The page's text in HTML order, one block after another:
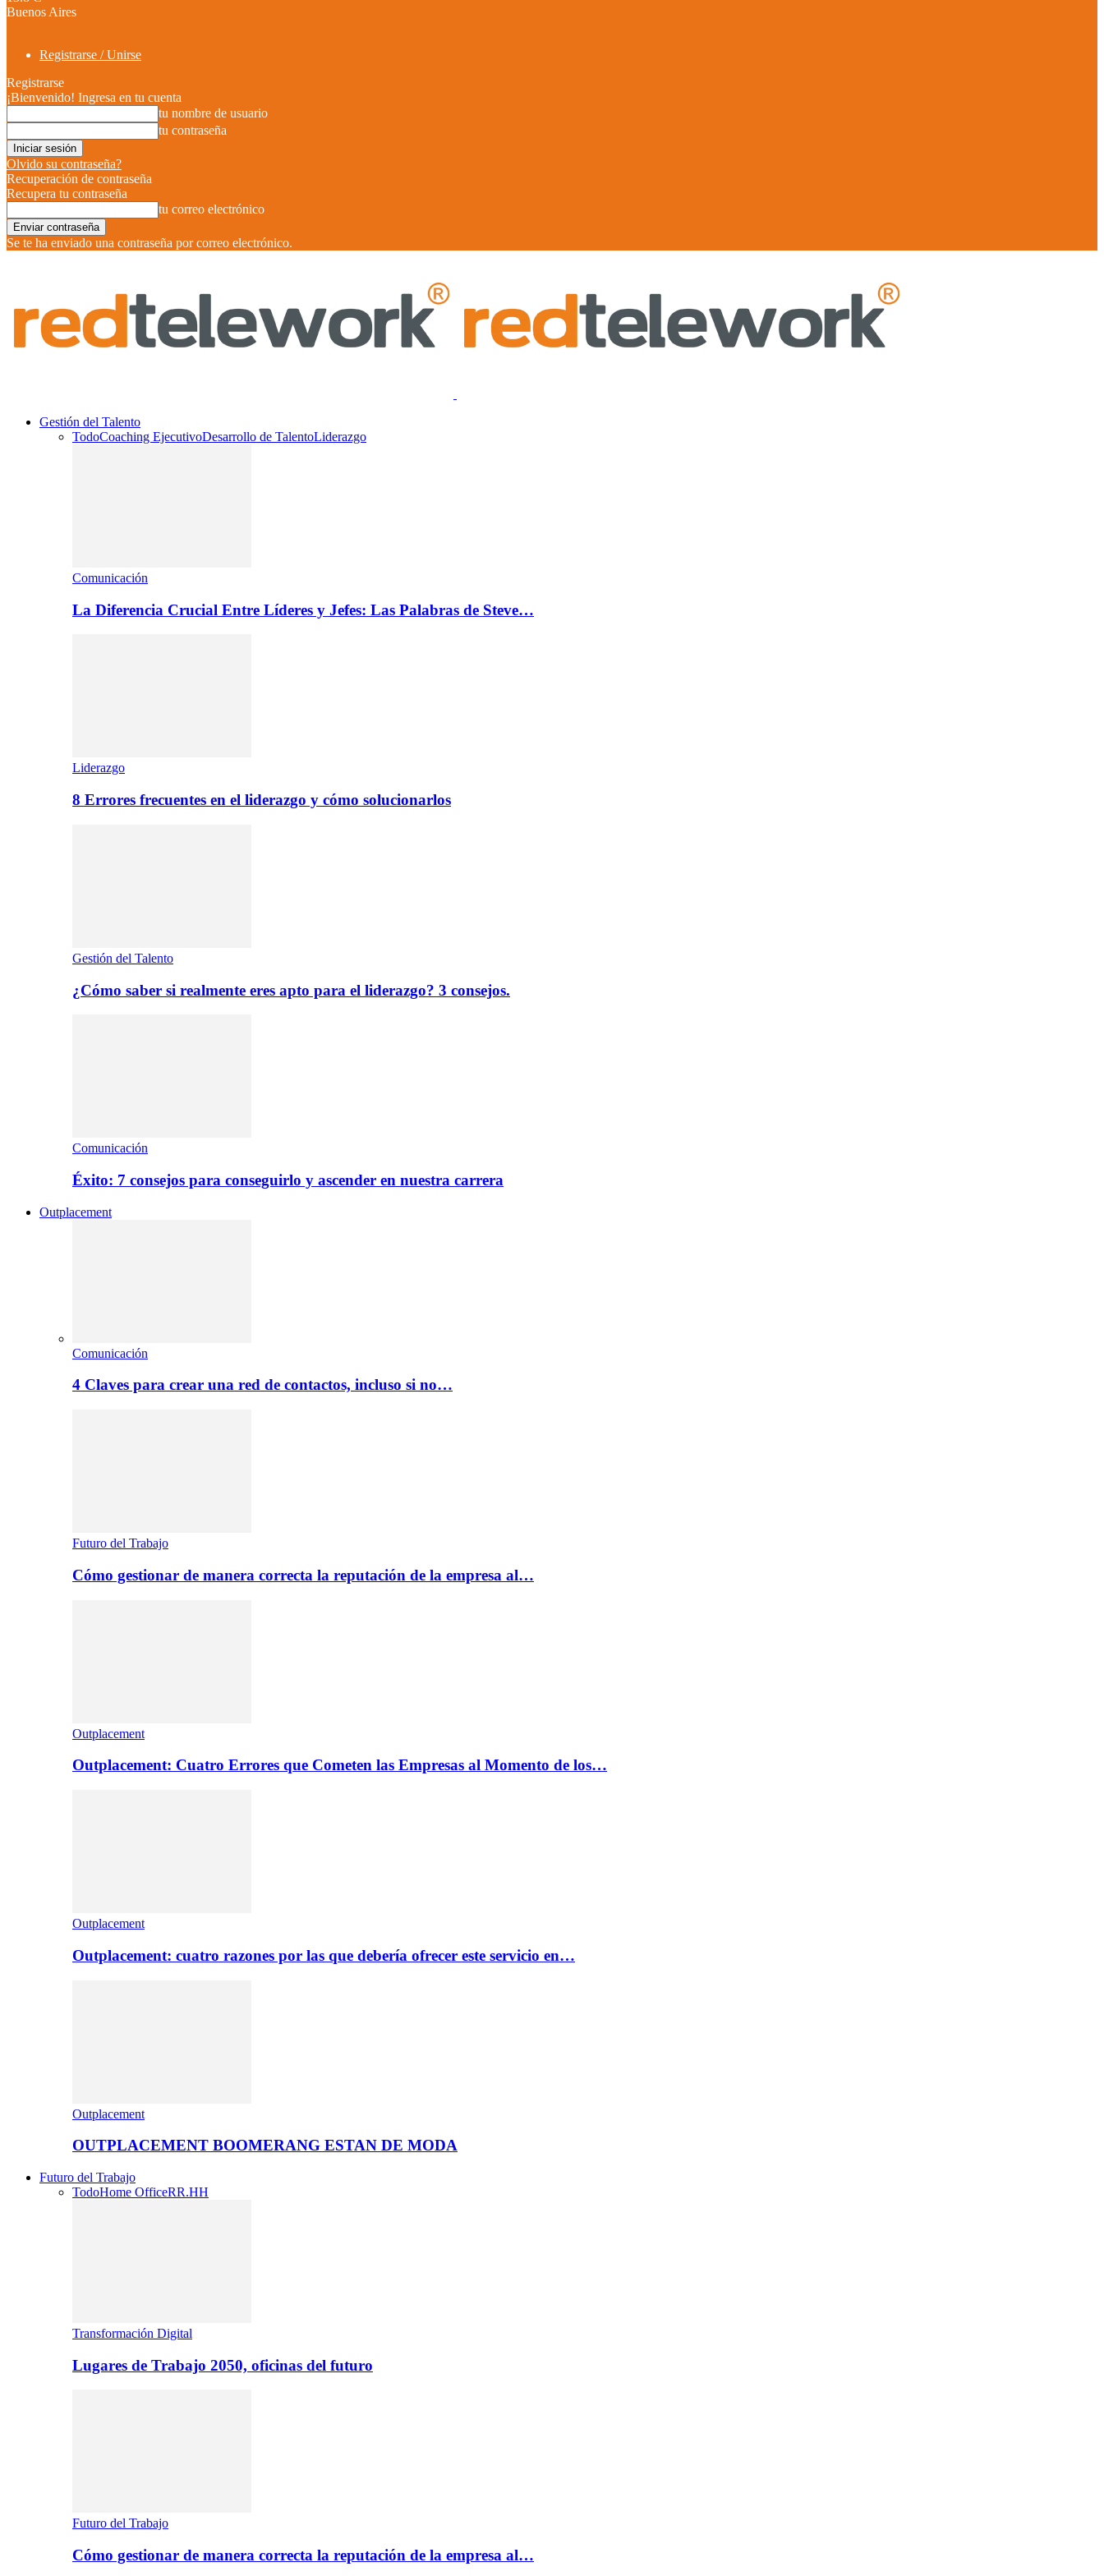
Buenos Aires
Registrarse / Unirse
Registrarse
¡Bienvenido! Ingresa en tu cuenta
tu nombre de usuario
tu contraseña
Olvido su contraseña?
Recuperación de contraseña
Recupera tu contraseña
tu correo electrónico
Se te ha enviado una contraseña por correo electrónico.
Gestión del Talento
TodoCoaching EjecutivoDesarrollo de TalentoLiderazgo
Comunicación
La Diferencia Crucial Entre Líderes y Jefes: Las Palabras de Steve…
Liderazgo
8 Errores frecuentes en el liderazgo y cómo solucionarlos
Gestión del Talento
¿Cómo saber si realmente eres apto para el liderazgo? 3 consejos.
Comunicación
Éxito: 7 consejos para conseguirlo y ascender en nuestra carrera
Outplacement
Comunicación
4 Claves para crear una red de contactos, incluso si no…
Futuro del Trabajo
Cómo gestionar de manera correcta la reputación de la empresa al…
Outplacement
Outplacement: Cuatro Errores que Cometen las Empresas al Momento de los…
Outplacement
Outplacement: cuatro razones por las que debería ofrecer este servicio en…
Outplacement
OUTPLACEMENT BOOMERANG ESTAN DE MODA
Futuro del Trabajo
TodoHome OfficeRR.HH
Transformación Digital
Lugares de Trabajo 2050, oficinas del futuro
Futuro del Trabajo
Cómo gestionar de manera correcta la reputación de la empresa al…